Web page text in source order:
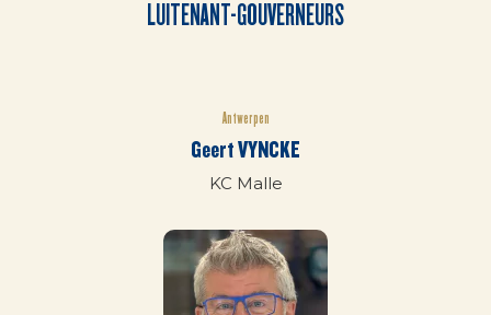
LUITENANT-GOUVERNEURS
Antwerpen
Geert VYNCKE
KC Malle